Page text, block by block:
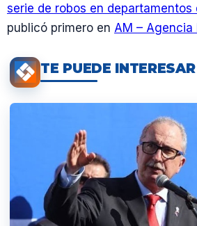
serie de robos en departamentos
publicó primero en AM – Agencia
TE PUEDE INTERESAR